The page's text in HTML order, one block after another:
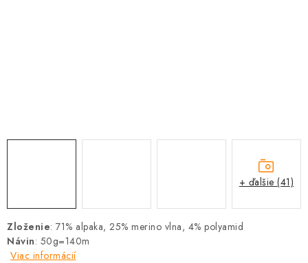
Zloženie: 71% alpaka, 25% merino vlna, 4% polyamid
Návin: 50g=140m
Viac informácií
+ ďalšie (41)